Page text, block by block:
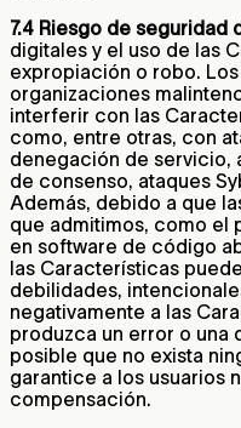
7.4 Riesgo de seguridad
digitales y el uso de las
expropiación o robo.
organizaciones
interferir con las
como, entre otras, con
denegación de servicio,
de consenso, ataques
Además, debido a que
que admitimos, como el
en software de código
las Características
debilidades,
negativamente a las
produzca un error o una
posible que no exista
garantice a los usuarios
compensación.